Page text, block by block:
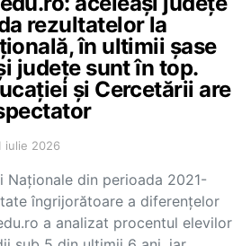
rezultatelor la
în ultimii șase
județe sunt în top.
și Cercetării are
iulie 2026
Naționale din perioada 2021-
îngrijorătoare a diferențelor
a analizat procentul elevilor